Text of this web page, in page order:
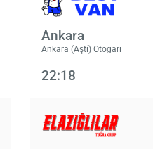
Ankara
Ankara (Aşti) Otogarı
22:18